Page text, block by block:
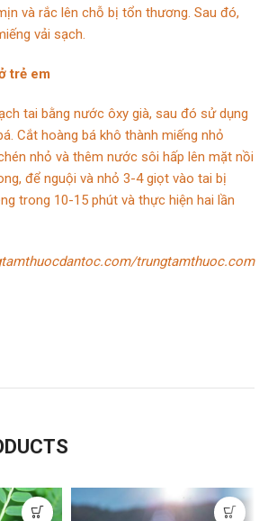
và rắc lên chỗ bị tổn thương. Sau đó,
vải sạch.
trẻ em
tai bằng nước ôxy già, sau đó sử dụng
Cắt hoàng bá khô thành miếng nhỏ
nhỏ và thêm nước sôi hấp lên mặt nồi
để nguội và nhỏ 3-4 giọt vào tai bị
trong 10-15 phút và thực hiện hai lần
trungtamthuoc.com